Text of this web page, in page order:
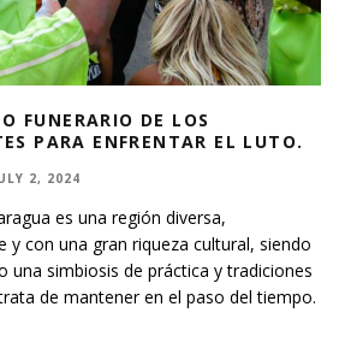
FUNERARIO DE LOS
PARA ENFRENTAR EL LUTO.
2, 2024
es una región diversa,
y con una gran riqueza cultural, siendo
una simbiosis de práctica y tradiciones
de mantener en el paso del tiempo.